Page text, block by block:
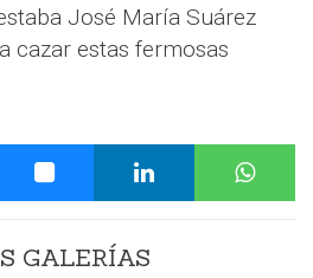
José María Suárez
cazar estas fermosas
GALERÍAS